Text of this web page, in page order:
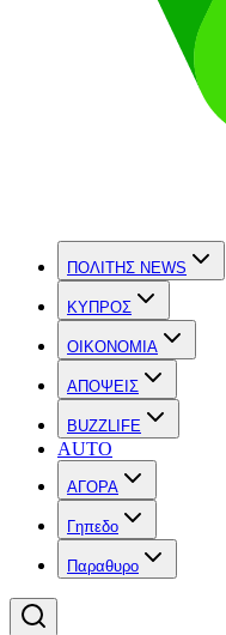
ΠΟΛΙΤΗΣ NEWS
ΚΥΠΡΟΣ
OIKONOMIA
ΑΠΟΨΕΙΣ
BUZZLIFE
AUTO
ΑΓΟΡΑ
Γηπεδο
Παραθυρο